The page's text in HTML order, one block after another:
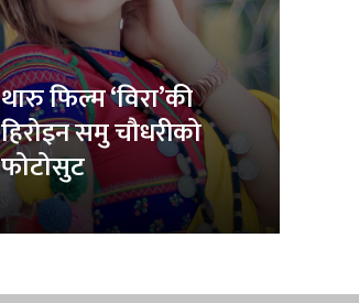
थारु फिल्म ‘विरा’की
हिरोइन समु चौधरीको
फोटोसुट